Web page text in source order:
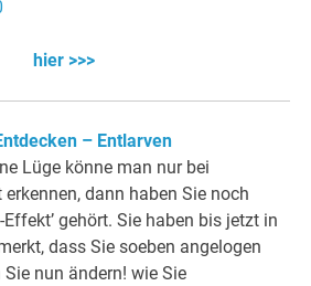
hier >>>
– Entlarven
Lüge könne man nur bei
dann haben Sie noch
gehört. Sie haben bis jetzt in
dass Sie soeben angelogen
nun ändern! wie Sie